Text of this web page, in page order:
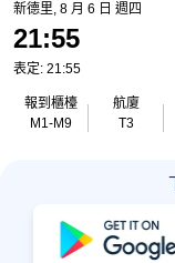
新德里, 8 月 6 日 週四
21:55
表定: 21:55
報到櫃檯
M1-M9
航廈
T3